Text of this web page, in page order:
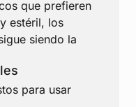
que prefieren
estéril, los
siendo la
para usar